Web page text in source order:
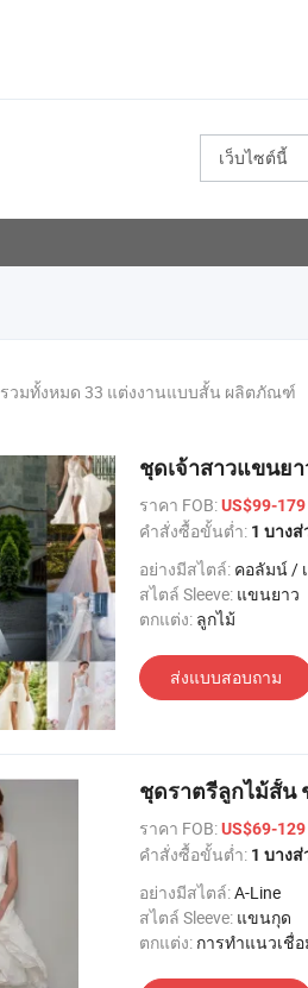
เว็บไซต์นี้
รวมทั้งหมด 33 แต่งงานแบบสั้น ผลิตภัณฑ์
ชุดเจ้าสาวแขนย
ราคา FOB:US$99-179
คำสั่งซื้อขั้นต่ำ: 1 บาง
อย่างมีสไตล์: คอลัมน์ /
สไตล์ Sleeve: แขนยาว
ตกแต่ง: ลูกไม้
ส่งแบบสอบถาม
ชุดราตรีลูกไม้สั้น
ราคา FOB:US$69-129
คำสั่งซื้อขั้นต่ำ: 1 บาง
อย่างมีสไตล์:A-Line
สไตล์ Sleeve: แขนกุด
ตกแต่ง: การทำแนวเชื่อ